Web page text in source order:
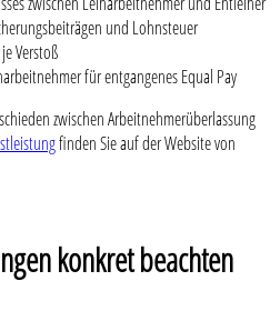
und Lohnsteuer
Verstoß
für entgangenes Equal Pay
zwischen Arbeitnehmerüberlassung
finden Sie auf der Website von
konkret beachten